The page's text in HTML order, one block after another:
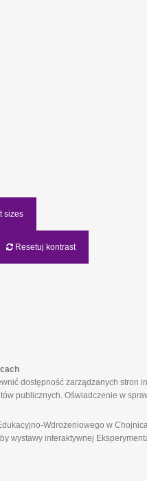
sizes
Resetuj kontrast
dostępność zarządzanych stron
publicznych. Oświadczenie w
Wdrożeniowego w
wystawy interaktywnej